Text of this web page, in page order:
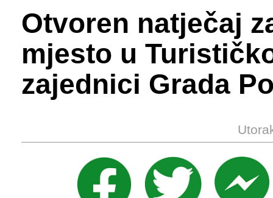
Otvoren natječaj
mjesto u
zajednici Grada